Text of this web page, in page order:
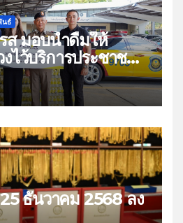
นธ์
ส มอบน้ำดื่มให้
ไว้บริการประชาชน
ธันวาคม 2568 ลง